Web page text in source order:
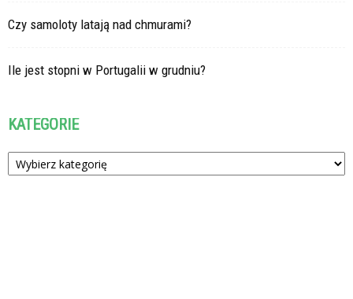
Czy samoloty latają nad chmurami?
Ile jest stopni w Portugalii w grudniu?
KATEGORIE
Kategorie